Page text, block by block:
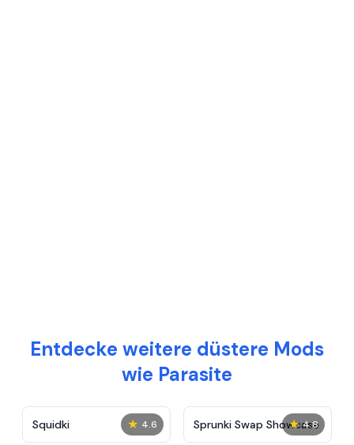
Entdecke weitere düstere Mods
wie Parasite
★ 4.6
Squidki ★ 4.8
Sprunki Swap Showcase